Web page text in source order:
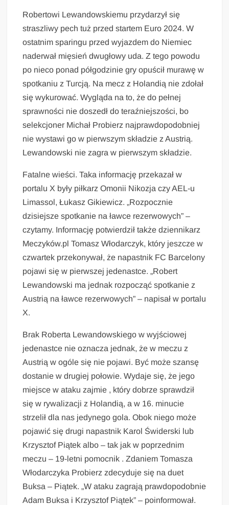
Robertowi Lewandowskiemu przydarzył się
straszliwy pech tuż przed startem Euro 2024. W
ostatnim sparingu przed wyjazdem do Niemiec
naderwał mięsień dwugłowy uda. Z tego powodu
po nieco ponad półgodzinie gry opuścił murawę w
spotkaniu z Turcją. Na mecz z Holandią nie zdołał
się wykurować. Wygląda na to, że do pełnej
sprawności nie doszedł do teraźniejszości, bo
selekcjoner Michał Probierz najprawdopodobniej
nie wystawi go w pierwszym składzie z Austrią.
Lewandowski nie zagra w pierwszym składzie.
Fatalne wieści. Taka informację przekazał w
portalu X były piłkarz Omonii Nikozja czy AEL-u
Limassol, Łukasz Gikiewicz. „Rozpocznie
dzisiejsze spotkanie na ławce rezerwowych” –
czytamy. Informację potwierdził także dziennikarz
Meczyków.pl Tomasz Włodarczyk, który jeszcze w
czwartek przekonywał, że napastnik FC Barcelony
pojawi się w pierwszej jedenastce. „Robert
Lewandowski ma jednak rozpocząć spotkanie z
Austrią na ławce rezerwowych” – napisał w portalu
X.
Brak Roberta Lewandowskiego w wyjściowej
jedenastce nie oznacza jednak, że w meczu z
Austrią w ogóle się nie pojawi. Być może szansę
dostanie w drugiej połowie. Wydaje się, że jego
miejsce w ataku zajmie , który dobrze sprawdził
się w rywalizacji z Holandią, a w 16. minucie
strzelił dla nas jedynego gola. Obok niego może
pojawić się drugi napastnik Karol Świderski lub
Krzysztof Piątek albo – tak jak w poprzednim
meczu – 19-letni pomocnik . Zdaniem Tomasza
Włodarczyka Probierz zdecyduje się na duet
Buksa – Piątek. „W ataku zagrają prawdopodobnie
Adam Buksa i Krzysztof Piątek” – poinformował.